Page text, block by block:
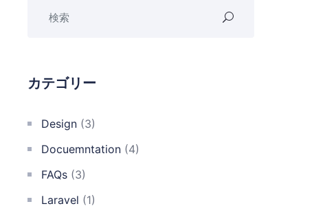
カテゴリー
Design (3)
Docuemntation (4)
FAQs (3)
Laravel (1)